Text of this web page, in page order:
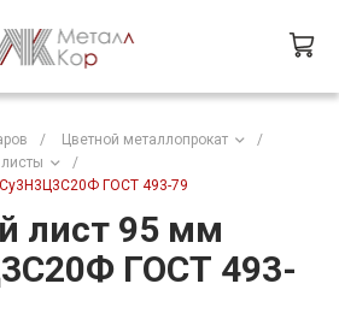
/ Цветной металлопрокат
/
/
ГОСТ 493-79
лист 95 мм
ГОСТ 493-